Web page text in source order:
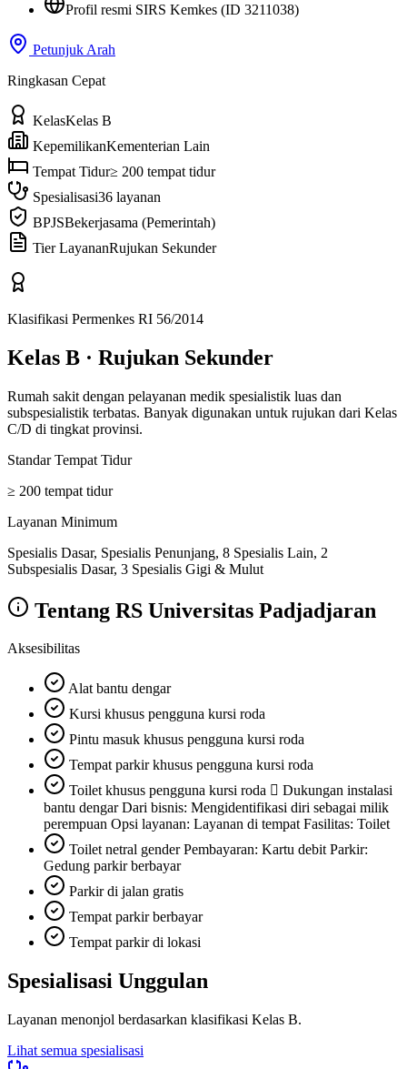
Profil resmi SIRS Kemkes (ID 3211038)
Petunjuk Arah
Ringkasan Cepat
KelasKelas B
KepemilikanKementerian Lain
Tempat Tidur≥ 200 tempat tidur
Spesialisasi36 layanan
BPJSBekerjasama (Pemerintah)
Tier LayananRujukan Sekunder
Klasifikasi Permenkes RI 56/2014
Kelas B · Rujukan Sekunder
Rumah sakit dengan pelayanan medik spesialistik luas dan
subspesialistik terbatas. Banyak digunakan untuk rujukan dari Kelas
C/D di tingkat provinsi.
Standar Tempat Tidur
≥ 200 tempat tidur
Layanan Minimum
Spesialis Dasar, Spesialis Penunjang, 8 Spesialis Lain, 2
Subspesialis Dasar, 3 Spesialis Gigi & Mulut
Tentang RS Universitas Padjadjaran
Aksesibilitas
Alat bantu dengar
Kursi khusus pengguna kursi roda
Pintu masuk khusus pengguna kursi roda
Tempat parkir khusus pengguna kursi roda
Toilet khusus pengguna kursi roda  Dukungan instalasi
bantu dengar Dari bisnis: Mengidentifikasi diri sebagai milik
perempuan Opsi layanan: Layanan di tempat Fasilitas: Toilet
Toilet netral gender Pembayaran: Kartu debit Parkir:
Gedung parkir berbayar
Parkir di jalan gratis
Tempat parkir berbayar
Tempat parkir di lokasi
Spesialisasi Unggulan
Layanan menonjol berdasarkan klasifikasi Kelas B.
Lihat semua spesialisasi